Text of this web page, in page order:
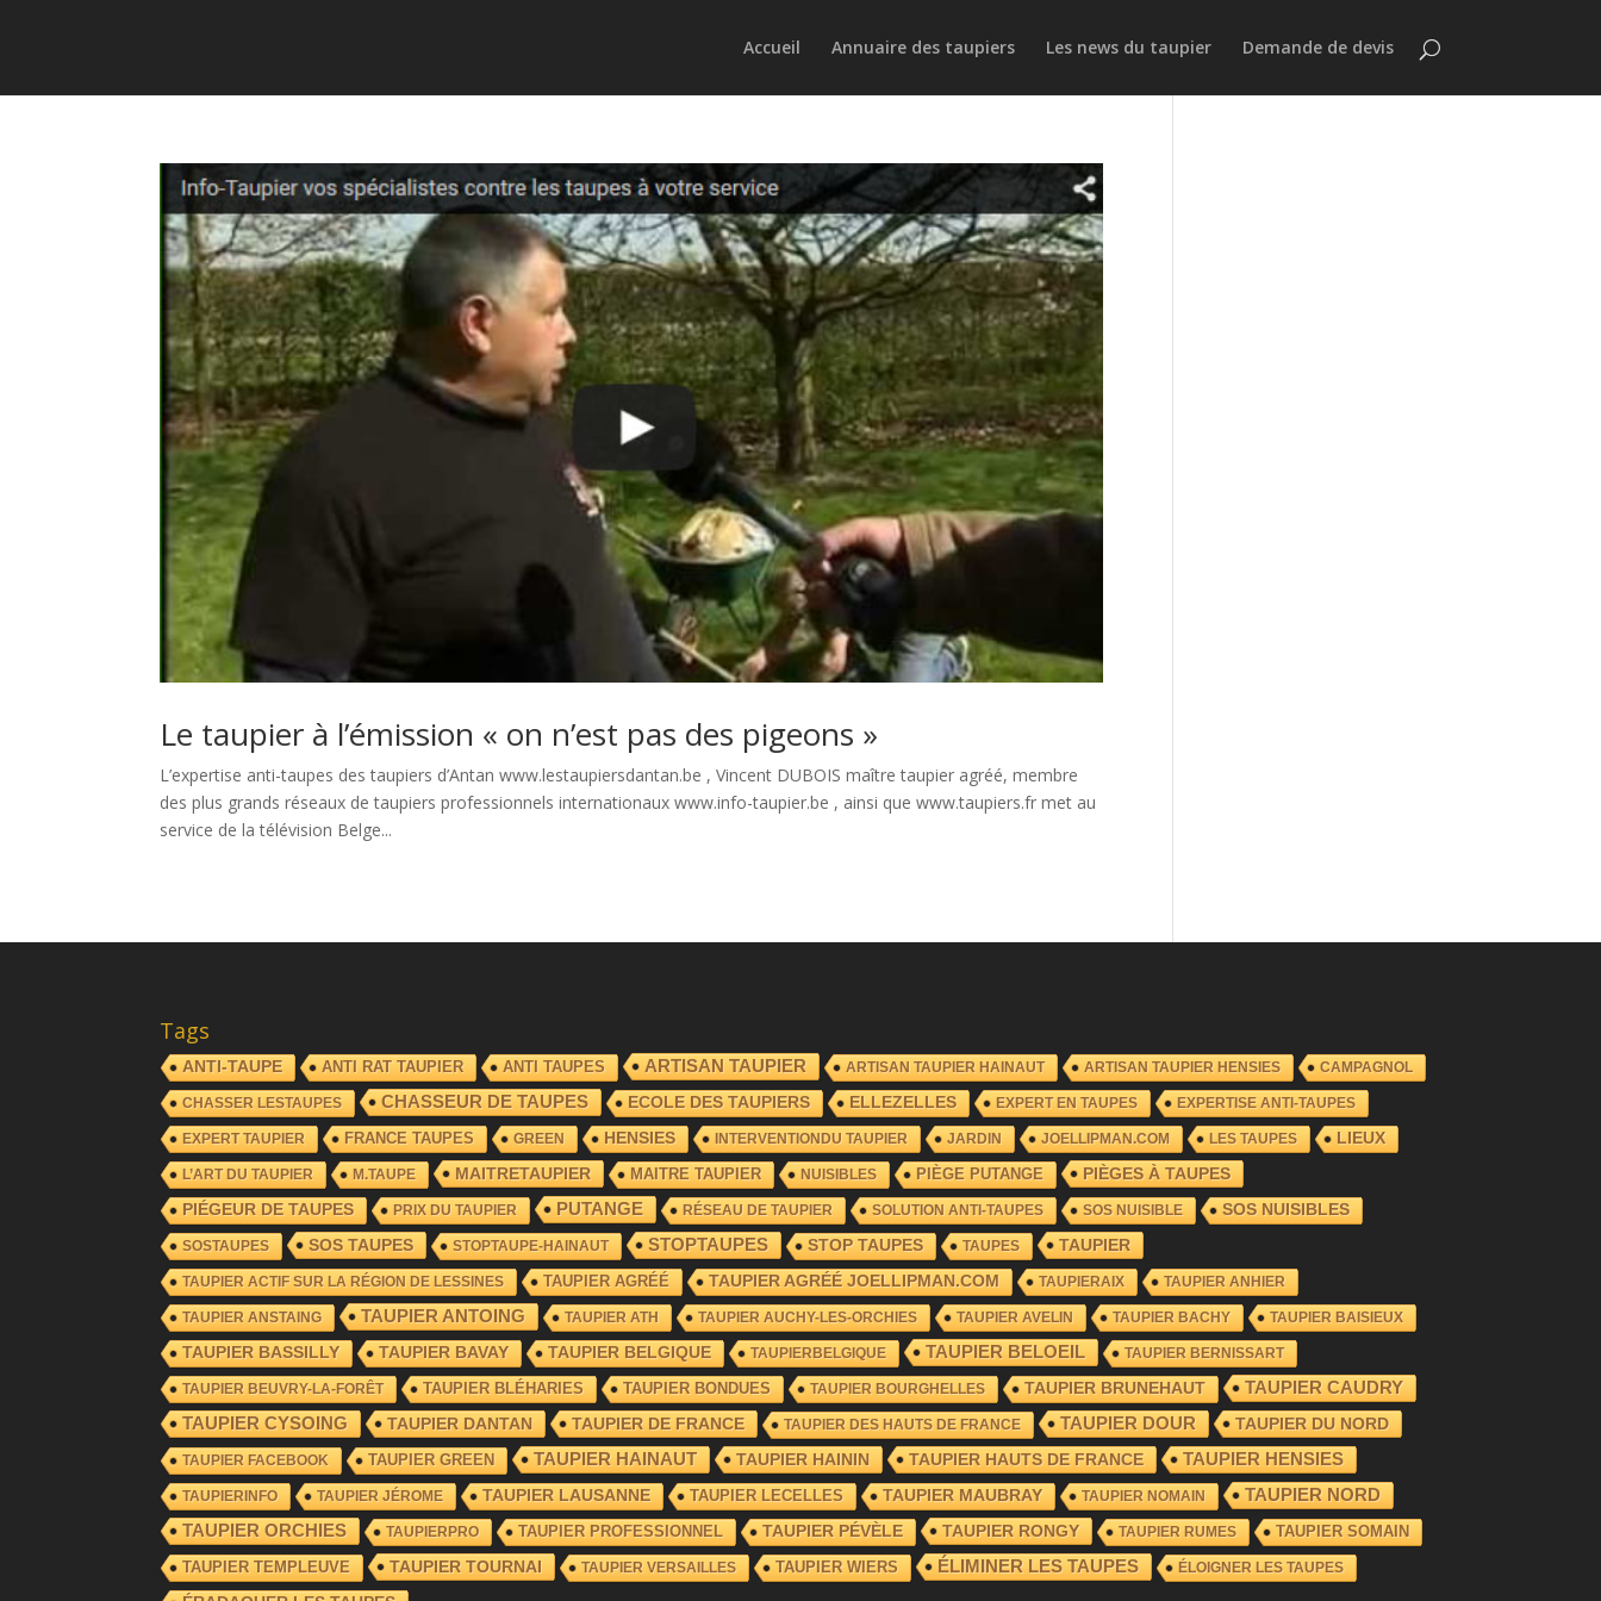
Accueil Annuaire des taupiers Les news du taupier Demande de devis
Le taupier à l’émission « on n’est pas des pigeons »
L’expertise anti-taupes des taupiers d’Antan www.lestaupiersdantan.be , Vincent DUBOIS maître taupier agréé, membre
des plus grands réseaux de taupiers professionnels internationaux www.info-taupier.be , ainsi que www.taupiers.fr met au
service de la télévision Belge...
Tags
ANTI-TAUPE ANTI RAT TAUPIER ANTI TAUPES ARTISAN TAUPIER ARTISAN TAUPIER HAINAUT ARTISAN TAUPIER HENSIES CAMPAGNOL
CHASSER LESTAUPES CHASSEUR DE TAUPES ECOLE DES TAUPIERS ELLEZELLES EXPERT EN TAUPES EXPERTISE ANTI-TAUPES
EXPERT TAUPIER FRANCE TAUPES GREEN HENSIES INTERVENTIONDU TAUPIER JARDIN JOELLIPMAN.COM LES TAUPES LIEUX
L’ART DU TAUPIER M.TAUPE MAITRETAUPIER MAITRE TAUPIER NUISIBLES PIÈGE PUTANGE PIÈGES À TAUPES
PIÉGEUR DE TAUPES PRIX DU TAUPIER PUTANGE RÉSEAU DE TAUPIER SOLUTION ANTI-TAUPES SOS NUISIBLE SOS NUISIBLES
SOSTAUPES SOS TAUPES STOPTAUPE-HAINAUT STOPTAUPES STOP TAUPES TAUPES TAUPIER
TAUPIER ACTIF SUR LA RÉGION DE LESSINES TAUPIER AGRÉÉ TAUPIER AGRÉÉ JOELLIPMAN.COM TAUPIERAIX TAUPIER ANHIER
TAUPIER ANSTAING TAUPIER ANTOING TAUPIER ATH TAUPIER AUCHY-LES-ORCHIES TAUPIER AVELIN TAUPIER BACHY TAUPIER BAISIEUX
TAUPIER BASSILLY TAUPIER BAVAY TAUPIER BELGIQUE TAUPIERBELGIQUE TAUPIER BELOEIL TAUPIER BERNISSART
TAUPIER BEUVRY-LA-FORÊT TAUPIER BLÉHARIES TAUPIER BONDUES TAUPIER BOURGHELLES TAUPIER BRUNEHAUT
TAUPIER CAUDRY
TAUPIER CYSOING
TAUPIER DANTAN TAUPIER DE FRANCE TAUPIER DES HAUTS DE FRANCE TAUPIER DOUR TAUPIER DU NORD
TAUPIER FACEBOOK TAUPIER GREEN TAUPIER HAINAUT TAUPIER HAININ TAUPIER HAUTS DE FRANCE TAUPIER HENSIES
TAUPIERINFO TAUPIER JÉROME TAUPIER LAUSANNE TAUPIER LECELLES TAUPIER MAUBRAY TAUPIER NOMAIN
TAUPIER NORD
TAUPIER ORCHIES
TAUPIERPRO TAUPIER PROFESSIONNEL TAUPIER PÉVÈLE TAUPIER RONGY TAUPIER RUMES
TAUPIER SOMAIN
TAUPIER TEMPLEUVE
TAUPIER TOURNAI TAUPIER VERSAILLES TAUPIER WIERS ÉLIMINER LES TAUPES ÉLOIGNER LES TAUPES